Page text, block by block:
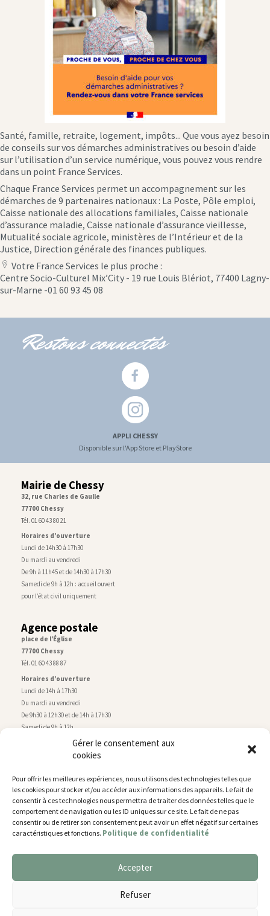
Gérer le consentement aux
cookies
Pour offrir les meilleures expériences, nous utilisons des technologies telles que
les cookies pour stocker et/ou accéder aux informations des appareils. Le fait de
consentir à ces technologies nous permettra de traiter des données telles que le
comportement de navigation ou les ID uniques sur ce site. Le fait de ne pas
consentir ou de retirer son consentement peut avoir un effet négatif sur certaines
caractéristiques et fonctions. Politique de confidentialité
Accepter
Refuser
Santé, famille, retraite, logement, impôts... Que vous ayez besoin
de conseils sur vos démarches administratives ou besoin d’aide
sur l’utilisation d’un service numérique, vous pouvez vous rendre
dans un point France Services.
Chaque France Services permet un accompagnement sur les
démarches de 9 partenaires nationaux : La Poste, Pôle emploi,
Caisse nationale des allocations familiales, Caisse nationale
d’assurance maladie, Caisse nationale d’assurance vieillesse,
Mutualité sociale agricole, ministères de l’Intérieur et de la
Justice, Direction générale des finances publiques.
location
icon
Votre France Services le plus proche :
Centre Socio-Culturel Mix’City - 19 rue Louis Blériot, 77400 Lagny-
sur-Marne -01 60 93 45 08
Restons connectés
APPLI CHESSY
Disponible sur l'App Store et PlayStore
Mairie de Chessy
32, rue Charles de Gaulle
77700 Chessy
Tél. 01 60 43 80 21
Horaires d’ouverture
Lundi de 14h30 à 17h30
Du mardi au vendredi
De 9h à 11h45 et de 14h30 à 17h30
Samedi de 9h à 12h : accueil ouvert
pour l’état civil uniquement
Agence postale
place de l’Église
77700 Chessy
Tél. 01 60 43 88 87
Horaires d’ouverture
Lundi de 14h à 17h30
Du mardi au vendredi
De 9h30 à 12h30 et de 14h à 17h30
Samedi de 9h à 12h
Service technique
rue de Montry–77700 Chessy
Tél. 01 60 43 52 63
Horaires d’ouverture
Lundi, mardi et jeudi
De 9h à 11h45 et de 14h30 à 17h30
Nous utilisons des cookies pour vous offrir la meilleure
You can find out more about which cookies we are using or